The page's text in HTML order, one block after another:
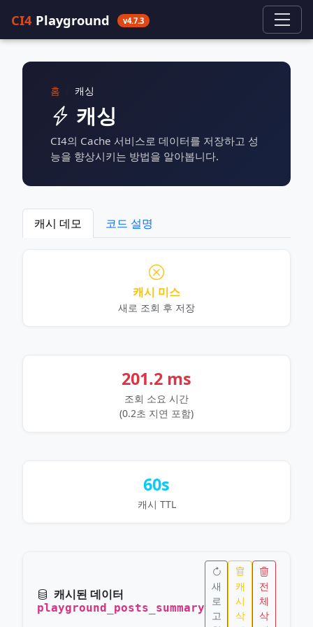
CI4 Playground v4.7.3
홈 캐싱
캐싱
CI4의 Cache 서비스로 데이터를 저장하고 성
능을 향상시키는 방법을 알아봅니다.
캐시 데모 코드 설명
캐시 미스
새로 조회 후 저장
201.2 ms
조회 소요 시간
(0.2초 지연 포함)
60s
캐시 TTL
캐시된 데이터
playground_posts_summary
새
로
고
캐
시
삭
전
체
삭